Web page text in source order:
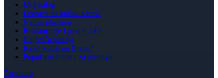
Moj nalog
Dostava na kućnu adresu
Načini plaćanja
Reklamacije i povrat robe
Najčešća pitanja
Kako kupiti na Bregu?
Popularni termini za pretragu
Facebook